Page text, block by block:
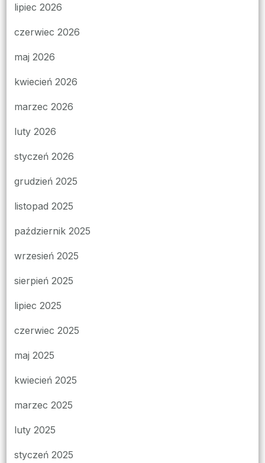
lipiec 2026
czerwiec 2026
maj 2026
kwiecień 2026
marzec 2026
luty 2026
styczeń 2026
grudzień 2025
listopad 2025
październik 2025
wrzesień 2025
sierpień 2025
lipiec 2025
czerwiec 2025
maj 2025
kwiecień 2025
marzec 2025
luty 2025
styczeń 2025